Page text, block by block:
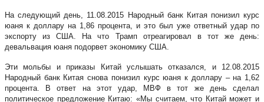
На следующий день, 11.08.2015 Народный банк Китая понизил курс
юаня к доллару на 1,86 процента, и это был уже ответный удар по
экспорту из США. На что Трамп отреагировал в тот же день:
девальвация юаня подорвет экономику США.
Эти мольбы и приказы Китай услышать отказался, и 12.08.2015
Народный банк Китая снова понизил курс юаня к доллару – на 1,62
процента. В ответ на этот удар, МВФ в тот же день сделал
политическое предложение Китаю: «Мы считаем, что Китай может и